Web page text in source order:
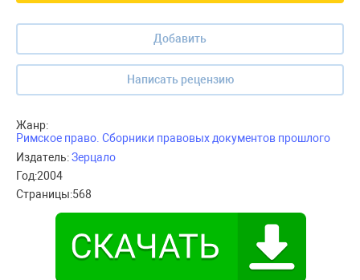
Добавить
Написать рецензию
Жанр:
Римское право. Сборники правовых документов прошлого
Издатель:Зерцало
Год:2004
Страницы:568